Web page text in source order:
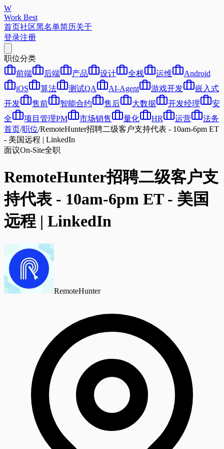
W
Work Best
首页社区黑名单简历关于
登录注册
职位分类
前端
后端 产品 设计 全栈 运维
Android
iOS
算法 测试QA AI-Agent 游戏开发
嵌入式
开发
售前 智能合约 售后 大数据 开发经理
安
全
项目管理PM 市场销售 量化 HR 运营
法务
首页/职位/RemoteHunter招聘二级客户支持代表 - 10am-6pm ET
- 美国远程 | LinkedIn
面议On-Site全职
RemoteHunter招聘二级客户支
持代表 - 10am-6pm ET - 美国
远程 | LinkedIn
RemoteHunter